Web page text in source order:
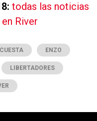
todas las noticias
River
ENZO
LIBERTADORES